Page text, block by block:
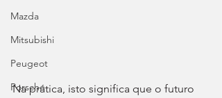
Mazda
Mitsubishi
Peugeot
Porsche
Na prática, isto significa que o futuro